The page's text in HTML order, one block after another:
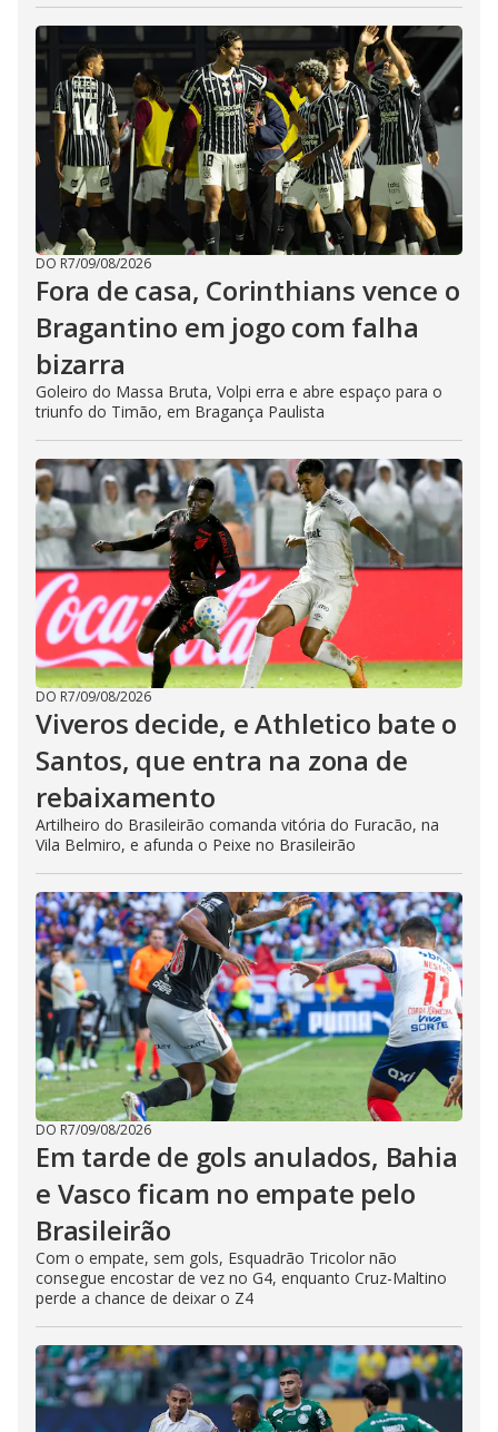
DO R7/09/08/2026
Fora de casa, Corinthians vence o
Bragantino em jogo com falha
bizarra
Goleiro do Massa Bruta, Volpi erra e abre espaço para o
triunfo do Timão, em Bragança Paulista
DO R7/09/08/2026
Viveros decide, e Athletico bate o
Santos, que entra na zona de
rebaixamento
Artilheiro do Brasileirão comanda vitória do Furacão, na
Vila Belmiro, e afunda o Peixe no Brasileirão
DO R7/09/08/2026
Em tarde de gols anulados, Bahia
e Vasco ficam no empate pelo
Brasileirão
Com o empate, sem gols, Esquadrão Tricolor não
consegue encostar de vez no G4, enquanto Cruz-Maltino
perde a chance de deixar o Z4